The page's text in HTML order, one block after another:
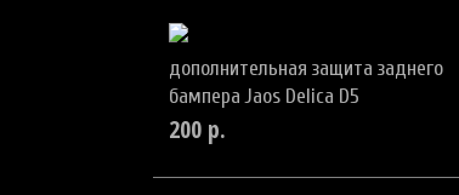
дополнительная защита заднего
бампера Jaos Delica D5
200р.